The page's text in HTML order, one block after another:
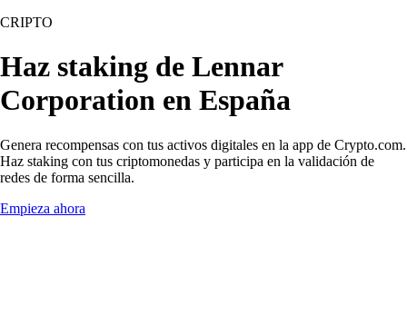
CRIPTO
Haz staking de Lennar
Corporation en España
Genera recompensas con tus activos digitales en la app de Crypto.com.
Haz staking con tus criptomonedas y participa en la validación de
redes de forma sencilla.
Empieza ahora